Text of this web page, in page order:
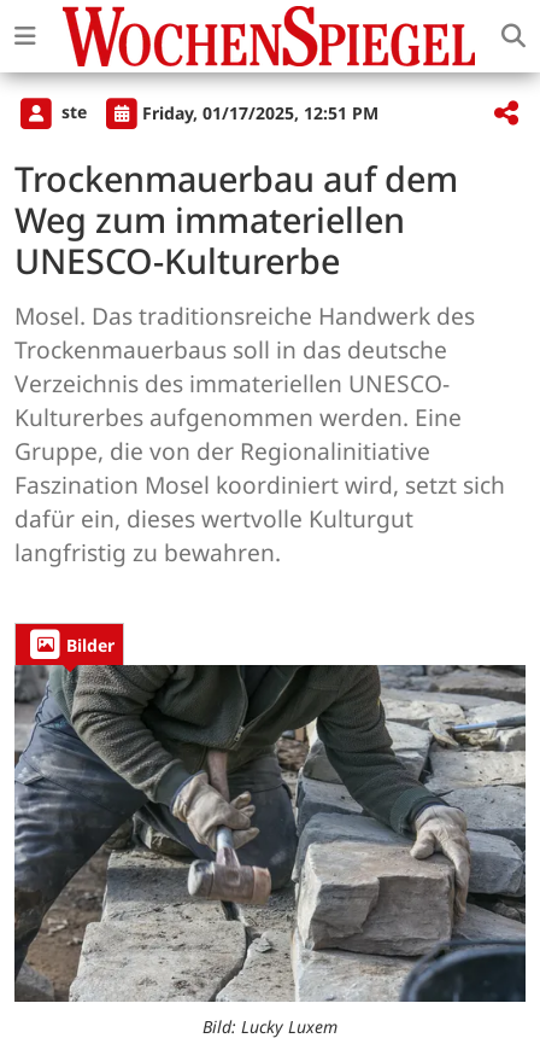
ste Friday, 01/17/2025, 12:51 PM
Trockenmauerbau auf dem
Weg zum immateriellen
UNESCO-Kulturerbe
Mosel. Das traditionsreiche Handwerk des
Trockenmauerbaus soll in das deutsche
Verzeichnis des immateriellen UNESCO-
Kulturerbes aufgenommen werden. Eine
Gruppe, die von der Regionalinitiative
Faszination Mosel koordiniert wird, setzt sich
dafür ein, dieses wertvolle Kulturgut
langfristig zu bewahren.
Bilder
Bild: Lucky Luxem